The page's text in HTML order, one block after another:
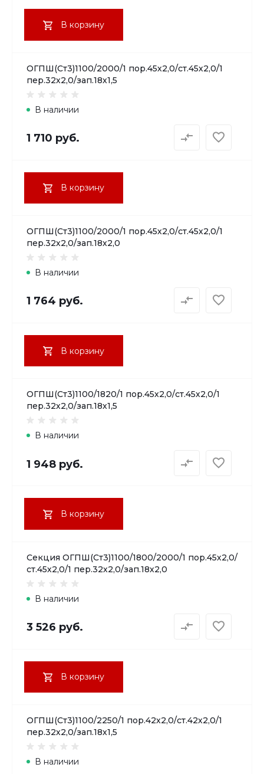
В корзину
ОГПШ(Ст3)1100/2000/1 пор.45х2,0/ст.45х2,0/1
пер.32х2,0/зап.18х1,5
В наличии
1 710 руб.
В корзину
ОГПШ(Ст3)1100/2000/1 пор.45х2,0/ст.45х2,0/1
пер.32х2,0/зап.18х2,0
В наличии
1 764 руб.
В корзину
ОГПШ(Ст3)1100/1820/1 пор.45х2,0/ст.45х2,0/1
пер.32х2,0/зап.18х1,5
В наличии
1 948 руб.
В корзину
Секция ОГПШ(Ст3)1100/1800/2000/1 пор.45х2,0/
ст.45х2,0/1 пер.32х2,0/зап.18х2,0
В наличии
3 526 руб.
В корзину
ОГПШ(Ст3)1100/2250/1 пор.42х2,0/ст.42х2,0/1
пер.32х2,0/зап.18х1,5
В наличии